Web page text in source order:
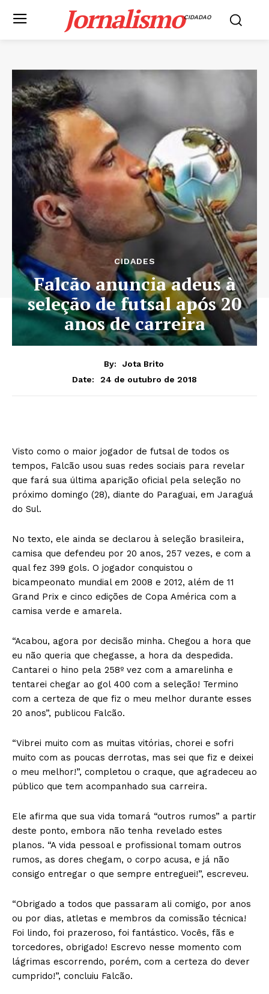
JornalismoCIDADAO
CIDADES
Falcão anuncia adeus à
seleção de futsal após 20
anos de carreira
By:
Jota Brito
Date:
24 de outubro de 2018
Visto como o maior jogador de futsal de todos os
tempos, Falcão usou suas redes sociais para revelar
que fará sua última aparição oficial pela seleção no
próximo domingo (28), diante do Paraguai, em Jaraguá
do Sul.
No texto, ele ainda se declarou à seleção brasileira,
camisa que defendeu por 20 anos, 257 vezes, e com a
qual fez 399 gols. O jogador conquistou o
bicampeonato mundial em 2008 e 2012, além de 11
Grand Prix e cinco edições de Copa América com a
camisa verde e amarela.
“Acabou, agora por decisão minha. Chegou a hora que
eu não queria que chegasse, a hora da despedida.
Cantarei o hino pela 258º vez com a amarelinha e
tentarei chegar ao gol 400 com a seleção! Termino
com a certeza de que fiz o meu melhor durante esses
20 anos”, publicou Falcão.
“Vibrei muito com as muitas vitórias, chorei e sofri
muito com as poucas derrotas, mas sei que fiz e deixei
o meu melhor!”, completou o craque, que agradeceu ao
público que tem acompanhado sua carreira.
Ele afirma que sua vida tomará “outros rumos” a partir
deste ponto, embora não tenha revelado estes
planos. “A vida pessoal e profissional tomam outros
rumos, as dores chegam, o corpo acusa, e já não
consigo entregar o que sempre entreguei!”, escreveu.
“Obrigado a todos que passaram ali comigo, por anos
ou por dias, atletas e membros da comissão técnica!
Foi lindo, foi prazeroso, foi fantástico. Vocês, fãs e
torcedores, obrigado! Escrevo nesse momento com
lágrimas escorrendo, porém, com a certeza do dever
cumprido!”, concluiu Falcão.